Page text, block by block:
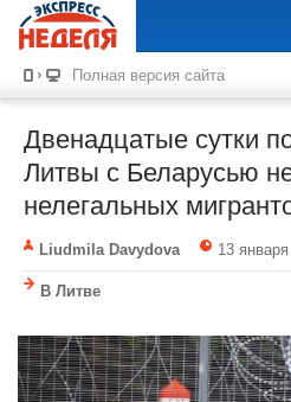
Полная версия сайта
Двенадцатые сутки
Литвы с Беларусью
нелегальных
Liudmila Davydova 13
В Литве